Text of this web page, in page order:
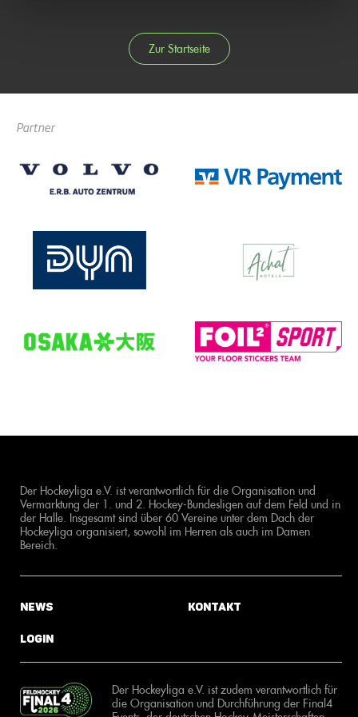
Zur Startseite
Partner
Der Hockeyliga e.V. ist verantwortlich für die Organisation und
Vermarktung der 1. und 2. Hockey-Bundesligen auf dem Feld und in
der Halle. Insgesamt sind über 60 Vereine unter dem Dach der
Hockeyliga organisiert, sowohl im Herren als auch im Damen
Bereich.
News
Login
Kontakt
Der Hockeyliga e.V. ist zudem verantwortlich für
die Organisation und Durchführung der Final4